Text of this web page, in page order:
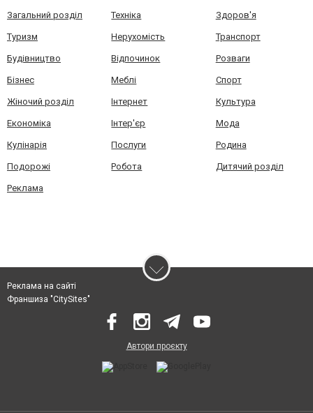
Загальний розділ Техніка Здоров'я
Туризм Нерухомість Транспорт
Будівництво Відпочинок Розваги
Бізнес Меблі Спорт
Жіночий розділ Інтернет Культура
Економіка Інтер'єр Мода
Кулінарія Послуги Родина
Подорожі Робота Дитячий розділ
Реклама
Реклама на сайті
Франшиза "CitySites"
Автори проєкту